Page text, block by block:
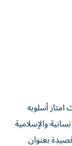
أسلوبه
والإسلامية
بعنوان